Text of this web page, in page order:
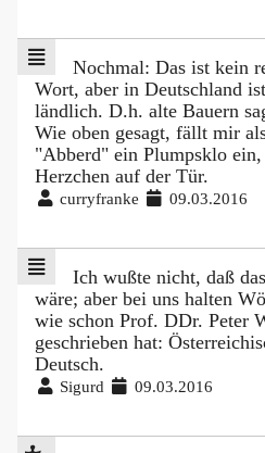
Nochmal: Das ist kein
Wort, aber in Deutschland
ländlich. D.h. alte Bauern
Wie oben gesagt, fällt mir
"Abberd" ein Plumpsklo
Herzchen auf der Tür.
curryfranke 09.03.2016
Ich wußte nicht, daß
wäre; aber bei uns halten
wie schon Prof. DDr. Peter
geschrieben hat:
Deutsch.
Sigurd 09.03.2016